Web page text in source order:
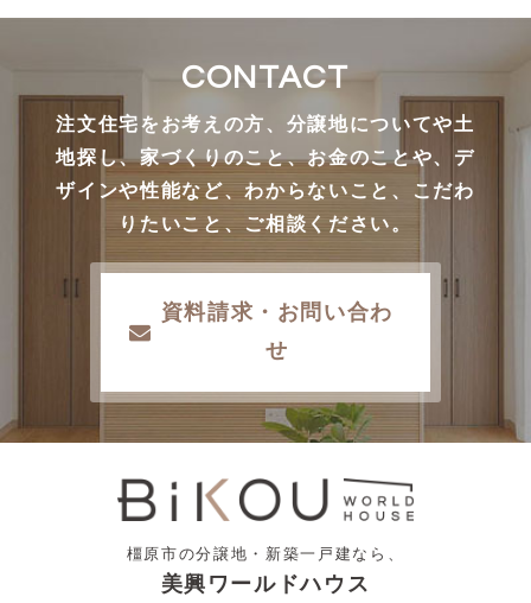
CONTACT
注文住宅をお考えの方、分譲地についてや土
地探し、家づくりのこと、お金のことや、デ
ザインや性能など、わからないこと、こだわ
りたいこと、ご相談ください。
資料請求・お問い合わ
せ
橿原市の分譲地・新築一戸建なら、
美興ワールドハウス